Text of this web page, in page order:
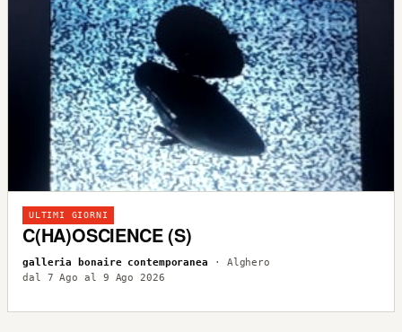
ULTIMI GIORNI
C(HA)OSCIENCE (S)
galleria bonaire contemporanea · Alghero
dal 7 Ago al 9 Ago 2026